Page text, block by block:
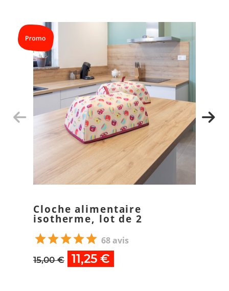
Cloche alimentaire
isotherme, lot de 2
68 avis
15,00 € 11,25 €